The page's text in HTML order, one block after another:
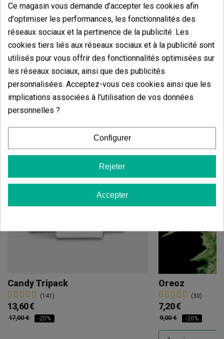
Sativa/Indica :30/70 %
Floraison :60-70 jours en intérieur ; Première
quinzaine d’octobre en extérieur.
Hauteur :0,80-1,20 m en intérieur ; 1,50-2,50 m
en extérieur.
Vous aimerez aussi
Candy Tripack
(141)
13,60 €
17,00 € -20%
Oreoz
(30)
7,20 €
9,00 € -20%
Ce magasin vous demande d'accepter les cookies afin
d'optimiser les performances, les fonctionnalités des
réseaux sociaux et la pertinence de la publicité. Les
cookies tiers liés aux réseaux sociaux et à la publicité sont
utilisés pour vous offrir des fonctionnalités optimisées sur
les réseaux sociaux, ainsi que des publicités
personnalisées. Acceptez-vous ces cookies ainsi que les
implications associées à l'utilisation de vos données
personnelles ?
Configurer
Rejeter
Accepter